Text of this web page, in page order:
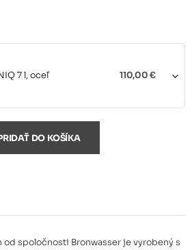
7 l, oceľ 110,00 €
14 l, oceľ
7 l, čierny 110,00 €
DO KOŠÍKA
od spoločnosti Bronwasser je vyrobený s